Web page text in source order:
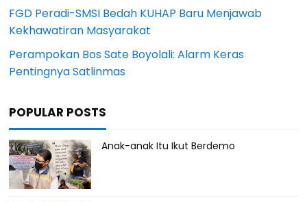
FGD Peradi-SMSI Bedah KUHAP Baru Menjawab
Kekhawatiran Masyarakat
Perampokan Bos Sate Boyolali: Alarm Keras
Pentingnya Satlinmas
POPULAR POSTS
Anak-anak Itu Ikut Berdemo